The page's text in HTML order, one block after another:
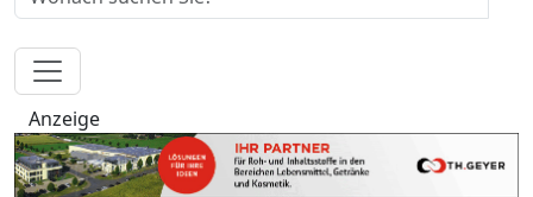
Anzeige